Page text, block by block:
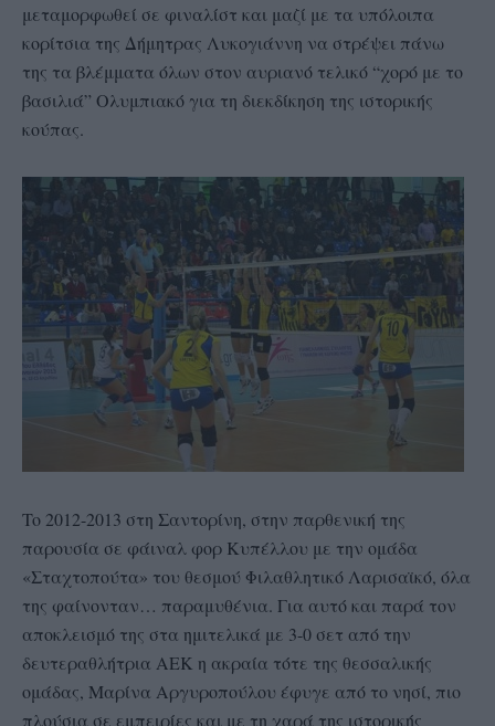
μεταμορφωθεί σε φιναλίστ και μαζί με τα υπόλοιπα
κορίτσια της Δήμητρας Λυκογιάννη να στρέψει πάνω
της τα βλέμματα όλων στον αυριανό τελικό “χορό με το
βασιλιά” Ολυμπιακό για τη διεκδίκηση της ιστορικής
κούπας.
To 2012-2013 στη Σαντορίνη, στην παρθενική της
παρουσία σε φάιναλ φορ Κυπέλλου με την ομάδα
«Σταχτοπούτα» του θεσμού Φιλαθλητικό Λαρισαϊκό, όλα
της φαίνονταν… παραμυθένια. Για αυτό και παρά τον
αποκλεισμό της στα ημιτελικά με 3-0 σετ από την
δευτεραθλήτρια ΑΕΚ η ακραία τότε της θεσσαλικής
ομάδας, Μαρίνα Αργυροπούλου έφυγε από το νησί, πιο
πλούσια σε εμπειρίες και με τη χαρά της ιστορικής